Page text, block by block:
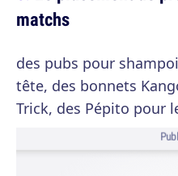
matchs
des pubs pour
tête, des bonnets
Trick, des Pépito pour